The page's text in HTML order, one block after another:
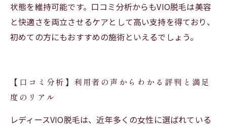
状態を維持可能です。口コミ分析からもVIO脱毛は美容
と快適さを両立させるケアとして高い支持を得ており、
初めての方にもおすすめの施術といえるでしょう。
【口コミ分析】利用者の声からわかる評判と満足
度のリアル
レディースVIO脱毛は、近年多くの女性に選ばれている